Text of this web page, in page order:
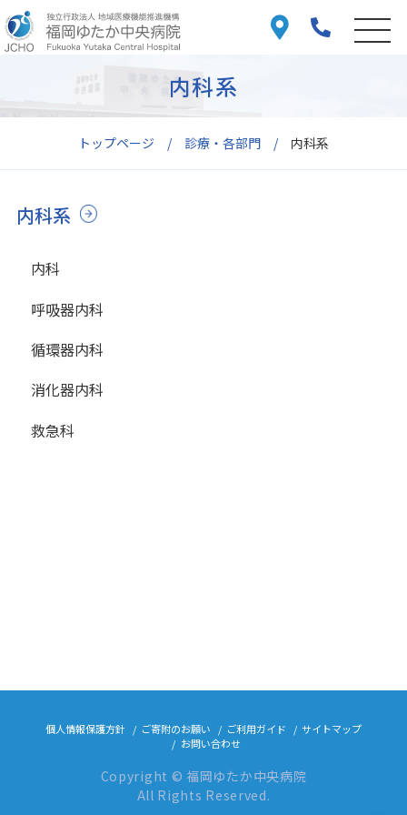
トップページ 診療・各部門 内科系
内科系
内科系
内科
呼吸器内科
循環器内科
消化器内科
救急科
個人情報保護方針 ご寄附のお願い ご利用ガイド
サイトマップ
お問い合わせ
Copyright © 福岡ゆたか中央病院
All Rights Reserved.